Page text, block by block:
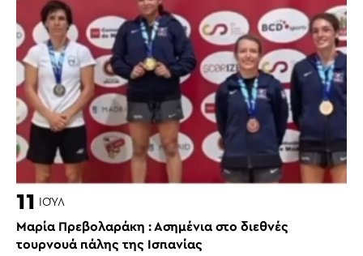
11 ΙΟΎΛ
Μαρία Πρεβολαράκη : Ασημένια στο διεθνές
τουρνουά πάλης της Ισπανίας